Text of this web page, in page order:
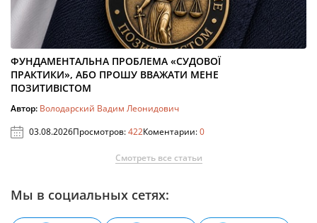
ФУНДАМЕНТАЛЬНА ПРОБЛЕМА «СУДОВОЇ
ПРАКТИКИ», АБО ПРОШУ ВВАЖАТИ МЕНЕ
ПОЗИТИВІСТОМ
Автор: Володарский Вадим Леонидович
03.08.2026Просмотров:422Коментарии:0
Смотреть все статьи
Мы в социальных сетях: